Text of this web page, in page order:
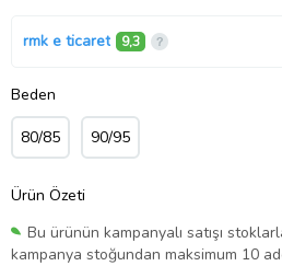
rmk e ticaret 9,3
Beden
80/85 90/95
Ürün Özeti
Bu ürünün kampanyalı satışı
kampanya stoğundan maksimum 10